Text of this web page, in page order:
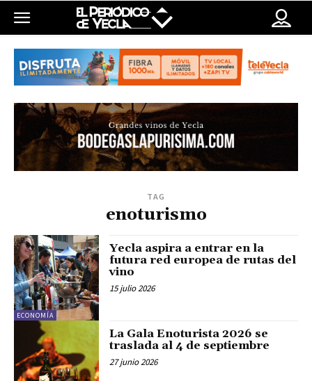
TAG
enoturismo
ECONOMÍA
Yecla aspira a entrar en la
futura red europea de rutas del
vino
15 julio 2026
La Gala Enoturista 2026 se
traslada al 4 de septiembre
27 junio 2026